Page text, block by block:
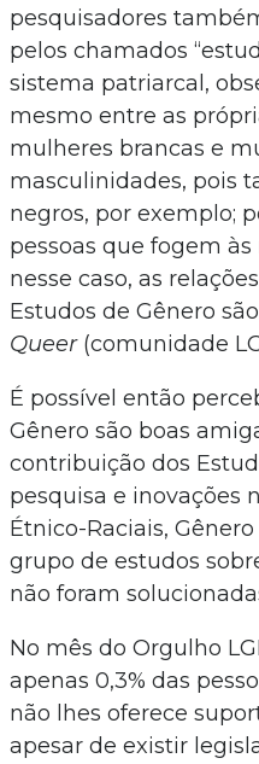
pesquisadores
pelos chamados
sistema patriarcal,
mesmo entre as
mulheres brancas e
masculinidades, pois
negros, por exemplo;
pessoas que fogem
nesse caso, as
Estudos de Gênero
Queer (comunidade
É possível então
Gênero são boas
contribuição dos
pesquisa e inovações
Étnico-Raciais,
grupo de estudos
não foram
No mês do Orgulho
apenas 0,3% das
não lhes oferece
apesar de existir